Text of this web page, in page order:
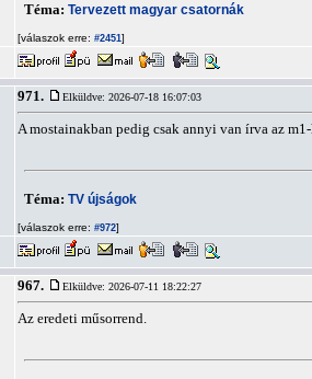
Téma: Tervezett magyar csatornák
[válaszok erre: #2451]
971. Elküldve: 2026-07-18 16:07:03
A mostainakban pedig csak annyi van írva az
Téma: TV újságok
[válaszok erre: #972]
967. Elküldve: 2026-07-11 18:22:27
Az eredeti műsorrend.